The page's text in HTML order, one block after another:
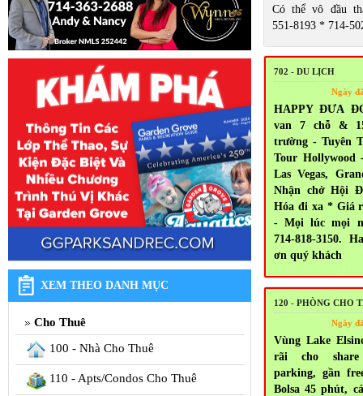
XEM THEO DANH MỤC
Cho Thuê
100 - Nhà Cho Thuê
110 - Apts/Condos Cho Thuê
Có thể vô đầu
551-8193 * 714-
702 - DU LỊCH
Ngày
HAPPY ĐƯA
van 7 chỗ &
trường - Tuyên
Tour Hollywood
Las Vegas,
Nhận chở Hội
Hóa đi xa * Giá
- Mọi lúc mọi
714-818-3150.
ơn quý khách
120 - PHÒNG CHO
Ngày
Vùng Lake
rãi cho
parking, gần
Bolsa 45 phút,